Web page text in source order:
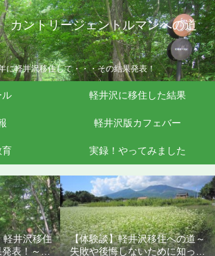
ントリージェントルマンへの道
に軽井沢移住して・・・その結果発表！
ル 軽井沢に移住した結果
軽井沢版カフェバー
育 実録！やってみました
軽井沢移住
発表！～失
【体験談】軽井沢移住への道～
失敗や後悔しないために知って